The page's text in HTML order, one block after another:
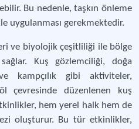
Bu nedenle, taşkın önleme
uygulanması gerekmektedir​​.
ve biyolojik çeşitliliği ile bölge
Kuş gözlemciliği, doğa
kampçılık gibi aktiviteler,
çevresinde düzenlenen kuş
hem yerel halk hem de
oluşturur. Bu tür etkinlikler,